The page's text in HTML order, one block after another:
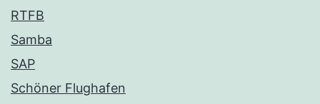
RTFB
Samba
SAP
Schöner Flughafen